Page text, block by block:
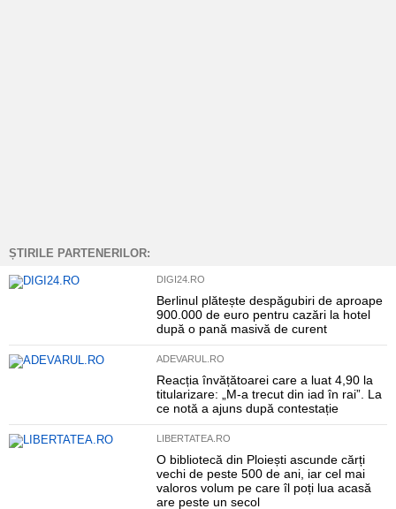
ȘTIRILE PARTENERILOR:
DIGI24.RO
Berlinul plătește despăgubiri de aproape
900.000 de euro pentru cazări la hotel
după o pană masivă de curent
ADEVARUL.RO
Reacția învățătoarei care a luat 4,90 la
titularizare: „M-a trecut din iad în rai”. La
ce notă a ajuns după contestație
LIBERTATEA.RO
O bibliotecă din Ploiești ascunde cărți
vechi de peste 500 de ani, iar cel mai
valoros volum pe care îl poți lua acasă
are peste un secol